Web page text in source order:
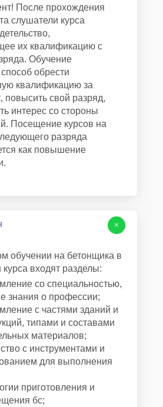
После прохождения
слушатели курса
их квалификацию с
Обучение
обрести
квалификацию за
повысить свой разряд,
интерес со стороны
Посещение курсов на
разряда
как повышение
обучении на бетонщика в
входят разделы:
со специальностью,
знания о профессии;
с частями зданий и
типами и составами
материалов;
с инструментами и
для выполнения
приготовления и
бс;
+